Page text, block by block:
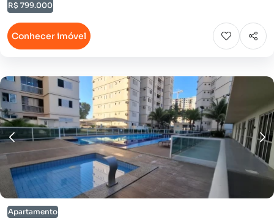
R$ 799.000
Conhecer imóvel
Apartamento